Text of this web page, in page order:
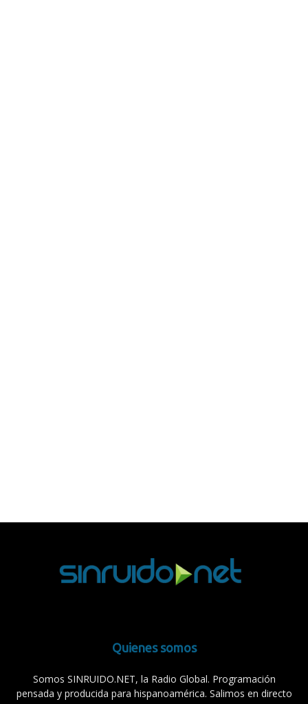
Quienes somos
Somos SINRUIDO.NET, la Radio Global. Programación
pensada y producida para hispanoamérica. Salimos en directo